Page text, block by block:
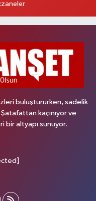
buluştururken, sadelik
kaçınıyor ve
bir altyapı sunuyor.